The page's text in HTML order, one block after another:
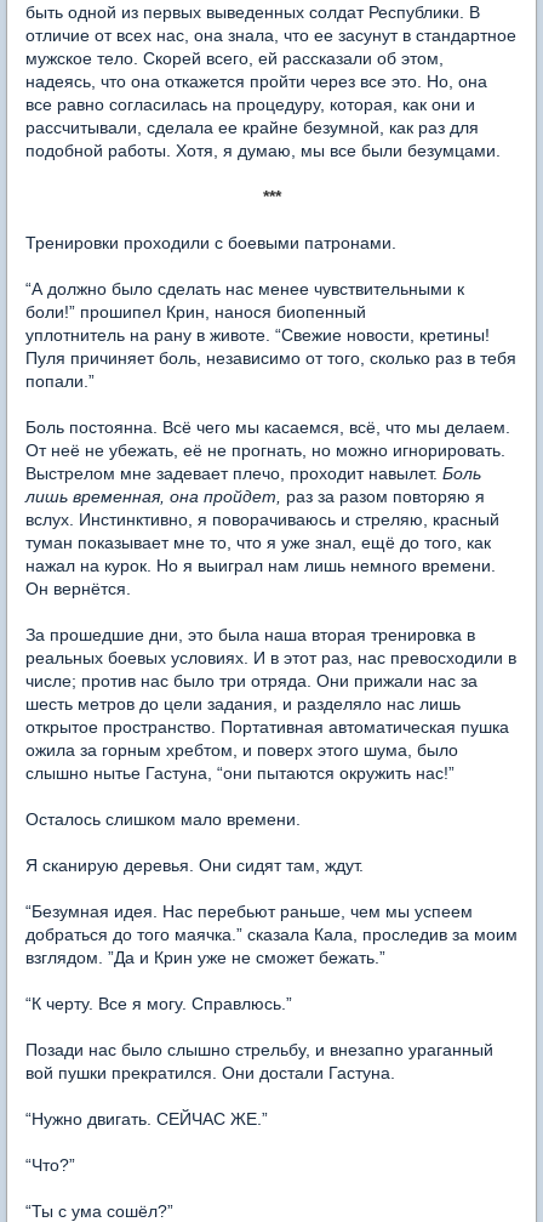
быть одной из первых выведенных солдат Республики. В
отличие от всех нас, она знала, что ее засунут в стандартное
мужское тело. Скорей всего, ей рассказали об этом,
надеясь, что она откажется пройти через все это. Но, она
все равно согласилась на процедуру, которая, как они и
рассчитывали, сделала ее крайне безумной, как раз для
подобной работы. Хотя, я думаю, мы все были безумцами.
***
Тренировки проходили с боевыми патронами.
“А должно было сделать нас менее чувствительными к
боли!” прошипел Крин, нанося биопенный
уплотнитель на рану в животе. “Свежие новости, кретины!
Пуля причиняет боль, независимо от того, сколько раз в тебя
попали.”
Боль постоянна. Всё чего мы касаемся, всё, что мы делаем.
От неё не убежать, её не прогнать, но можно игнорировать.
Выстрелом мне задевает плечо, проходит навылет. Боль
лишь временная, она пройдет,
раз за разом повторяю я
вслух. Инстинктивно, я поворачиваюсь и стреляю, красный
туман показывает мне то, что я уже знал, ещё до того, как
нажал на курок. Но я выиграл нам лишь немного времени.
Он вернётся.
За прошедшие дни, это была наша вторая тренировка в
реальных боевых условиях. И в этот раз, нас превосходили в
числе; против нас было три отряда. Они прижали нас за
шесть метров до цели задания, и разделяло нас лишь
открытое пространство. Портативная автоматическая пушка
ожила за горным хребтом, и поверх этого шума, было
слышно нытье Гастуна, “они пытаются окружить нас!”
Осталось слишком мало времени.
Я сканирую деревья. Они сидят там, ждут.
“Безумная идея. Нас перебьют раньше, чем мы успеем
добраться до того маячка.” сказала Кала, проследив за моим
взглядом. ”Да и Крин уже не сможет бежать.”
“К черту. Все я могу. Справлюсь.”
Позади нас было слышно стрельбу, и внезапно ураганный
вой пушки прекратился. Они достали Гастуна.
“Нужно двигать. СЕЙЧАС ЖЕ. ”
“Что?”
“Ты с ума сошёл?”